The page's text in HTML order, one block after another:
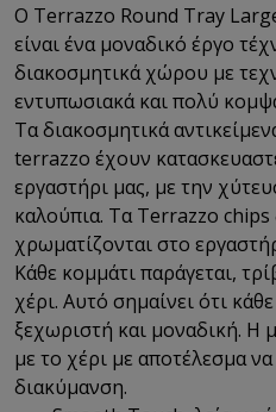
Ο Terrazzo Round Tray
είναι ένα μοναδικό έργο
διακοσμητικά χώρου με
εντυπωσιακά και πολύ
Τα διακοσμητικά
terrazzo έχουν
εργαστήρι μας, με την
καλούπια. Τα Terrazzo chips
χρωματίζονται στο
Κάθε κομμάτι παράγεται,
χέρι. Αυτό σημαίνει ότι
ξεχωριστή και μοναδική. Η
με το χέρι με αποτέλεσμα
διακύμανση.